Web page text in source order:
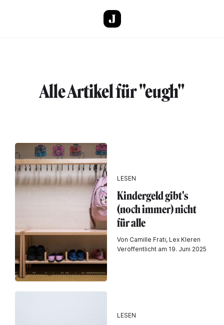
Alle Artikel für "eugh"
LESEN
Kindergeld gibt's
(noch immer) nicht
für alle
Von Camille Frati, Lex Kleren
Veröffentlicht am 19. Juni 2025
LESEN